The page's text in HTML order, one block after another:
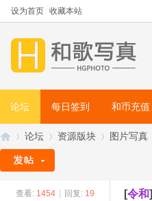
设为首页 收藏本站
论坛 每日签到 和币充值
»
论坛
›
资源版块 图片写真
查看: 1454 回复: 19 [令和]